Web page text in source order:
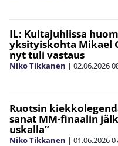
IL: Kultajuhlissa
yksityiskohta Mikael
nyt tuli vastaus
Niko Tikkanen | 02.06.2026
Ruotsin
sanat MM-finaalin
uskalla”
Niko Tikkanen | 01.06.2026